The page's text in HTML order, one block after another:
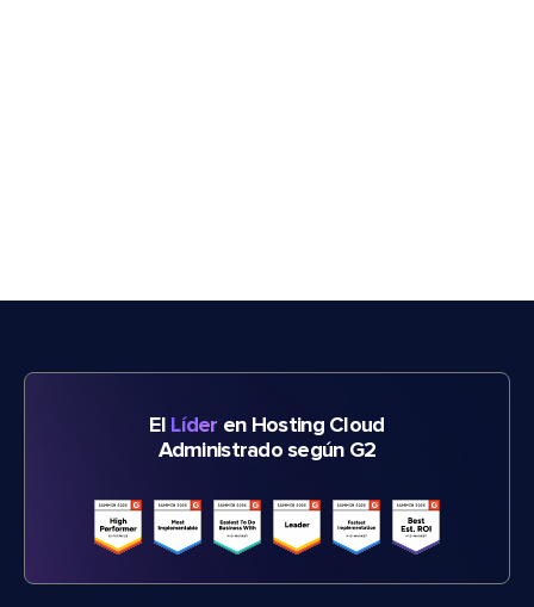
El Líder en Hosting Cloud
Administrado según G2